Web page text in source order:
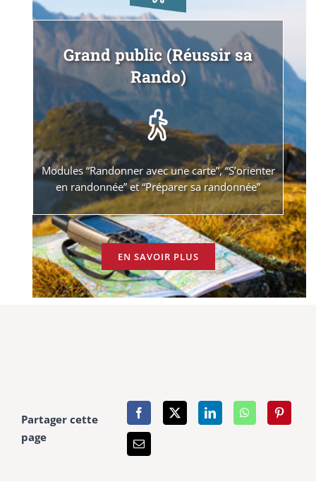
Grand public (Réussir sa
Rando)
Modules “Randonner avec une carte”, “S’orienter
en randonnée” et “Préparer sa randonnée”
EN SAVOIR PLUS
Partager cette
page